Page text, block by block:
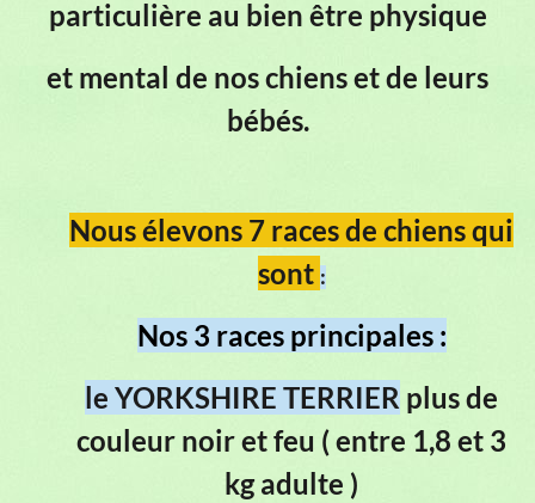
particulière au bien être physique
et mental de nos chiens et de leurs
bébés.
Nous élevons 7 races de chiensqui
sont :
Nos 3 races principales :
le YORKSHIRE TERRIER plus de
couleur noir et feu ( entre 1,8 et 3
kg adulte )